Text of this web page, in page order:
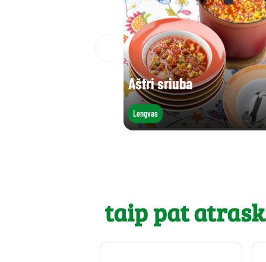
Aštri sriuba
Lengvas
taip pat